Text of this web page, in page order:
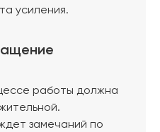
усиления.
работы должна
замечаний по